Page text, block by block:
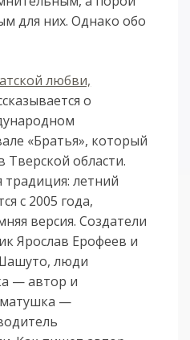
для них. Однако обо
любви,
о
«Братья», который
Тверской области.
традиция: летний
с 2005 года,
версия. Создатели
Ярослав Ерофеев и
люди
— автор и
матушка —